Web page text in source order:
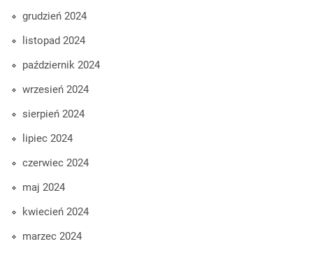
grudzień 2024
listopad 2024
październik 2024
wrzesień 2024
sierpień 2024
lipiec 2024
czerwiec 2024
maj 2024
kwiecień 2024
marzec 2024